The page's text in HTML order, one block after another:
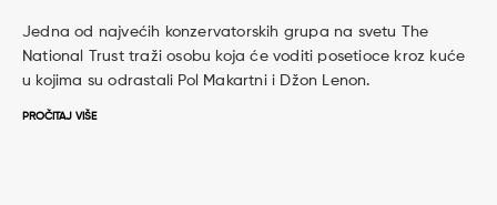
Jedna od najvećih konzervatorskih grupa na svetu The
National Trust traži osobu koja će voditi posetioce kroz kuće
u kojima su odrastali Pol Makartni i Džon Lenon.
PROČITAJ VIŠE